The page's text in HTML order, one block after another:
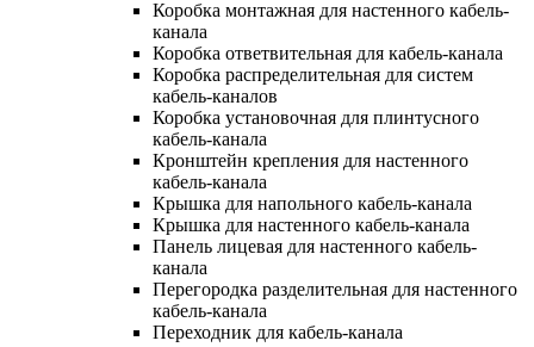
Коробка монтажная для настенного кабель-
канала
Коробка ответвительная для кабель-канала
Коробка распределительная для систем
кабель-каналов
Коробка установочная для плинтусного
кабель-канала
Кронштейн крепления для настенного
кабель-канала
Крышка для напольного кабель-канала
Крышка для настенного кабель-канала
Панель лицевая для настенного кабель-
канала
Перегородка разделительная для настенного
кабель-канала
Переходник для кабель-канала